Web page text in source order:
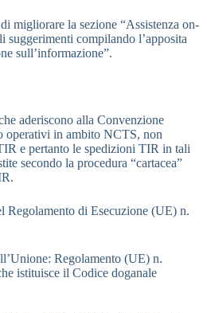
migliorare la sezione “Assistenza on-
suggerimenti compilando l’apposita
sull’informazione”.
aderiscono alla Convenzione
operativi in ambito NCTS, non
e pertanto le spedizioni TIR in tali
secondo la procedura “cartacea”
Regolamento di Esecuzione (UE) n.
Regolamento (UE) n.
istituisce il Codice doganale